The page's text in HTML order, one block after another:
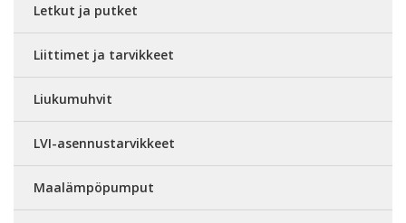
Letkut ja putket
Liittimet ja tarvikkeet
Liukumuhvit
LVI-asennustarvikkeet
Maalämpöpumput